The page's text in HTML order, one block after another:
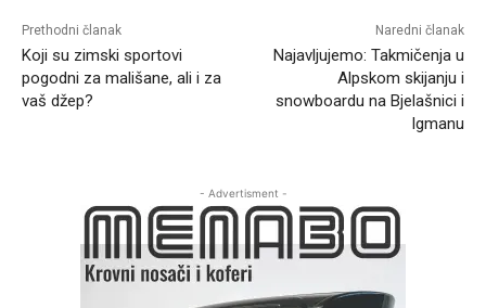
Prethodni članak
Koji su zimski sportovi
pogodni za mališane, ali i za
vaš džep?
Naredni članak
Najavljujemo: Takmičenja u
Alpskom skijanju i
snowboardu na Bjelašnici i
Igmanu
- Advertisment -